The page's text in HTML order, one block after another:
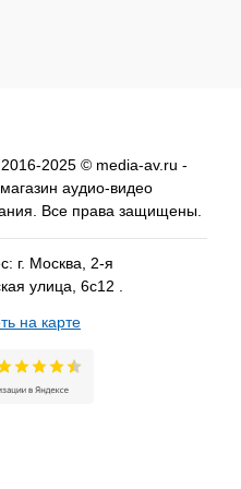
2025 © media-av.ru -
аудио-видео
Все права защищены.
г. Москва, 2-я
улица, 6с12 .
на карте